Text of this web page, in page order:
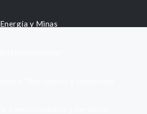
Energía y Minas